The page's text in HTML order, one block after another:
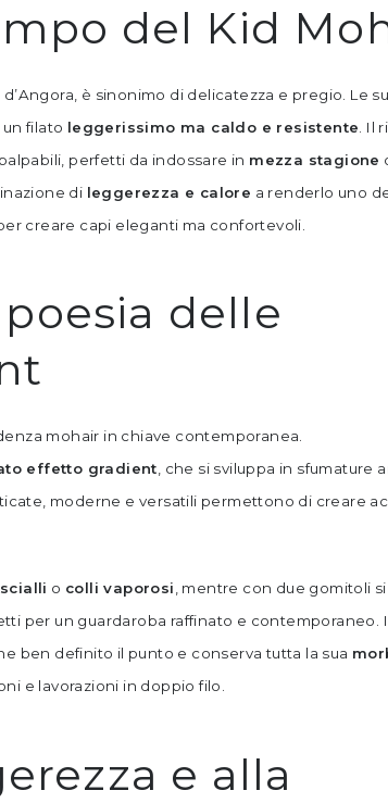
del Kid
è sinonimo di delicatezza e pregio. Le
filato leggerissimo ma caldo e resistente. Il
perfetti da indossare in mezza stagione
di leggerezza e calore a renderlo uno
creare capi eleganti ma confortevoli.
delle
mohair in chiave contemporanea.
effetto gradient, che si sviluppa in sfumature
moderne e versatili permettono di creare
scialli o colli vaporosi, mentre con due gomitoli
per un guardaroba raffinato e contemporaneo.
ben definito il punto e conserva tutta la sua
e lavorazioni in doppio filo.
e alla